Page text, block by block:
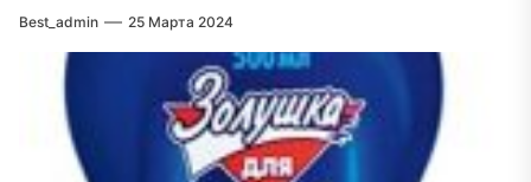
Best_admin 25 Марта 2024